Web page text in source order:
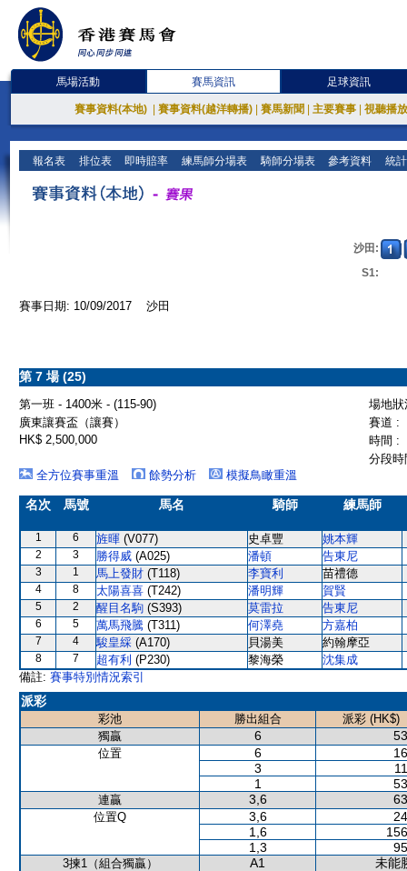
馬場活動 賽馬資訊 足球資訊
賽事資料(本地) 賽事資料(越洋轉播) 賽馬新聞 主要賽事 視聽播
報名表 排位表 即時賠率 練馬師分場表 騎師分場表 參考資料 統
沙田:
S1:
賽事日期: 10/09/2017 沙田
第 7 場 (25)
第一班 - 1400米 - (115-90)
場地
廣東讓賽盃（讓賽）
賽道 :
HK$ 2,500,000
時間 :
分段
全方位賽事重溫
餘勢分析 模擬鳥瞰重溫
名次 馬號 馬名 騎師 練馬師
1 6 旌暉 (V077) 史卓豐 姚本輝
2 3 勝得威 (A025) 潘頓 告東尼
3 1 馬上發財 (T118) 李寶利 苗禮德
4 8 太陽喜喜 (T242) 潘明輝 賀賢
5 2 醒目名駒 (S393) 莫雷拉 告東尼
6 5 萬馬飛騰 (T311) 何澤堯 方嘉柏
7 4 駿皇綵 (A170) 貝湯美 約翰摩亞
8 7 超有利 (P230) 黎海榮
沈集成
備註: 賽事特別情況索引
派彩
彩池 勝出組合
派彩 (HK$)
獨贏
6
位置 6
3
1
連贏 3,6
位置Q 3,6
1,6
1,3
3揀1（組合獨贏） A1
未能